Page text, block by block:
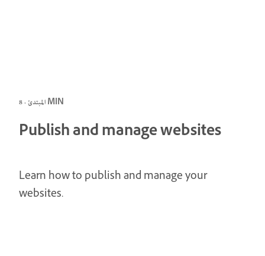
المبتدئ · 8 MIN
Publish and manage websites
Learn how to publish and manage your
websites.